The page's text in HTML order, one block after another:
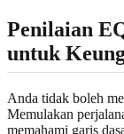
Penilaian
untuk
Anda tidak boleh
Memulakan
memahami garis